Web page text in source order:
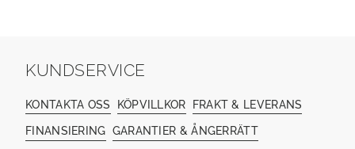
KUNDSERVICE
KONTAKTA OSS KÖPVILLKOR FRAKT & LEVERANS
FINANSIERING GARANTIER & ÅNGERRÄTT